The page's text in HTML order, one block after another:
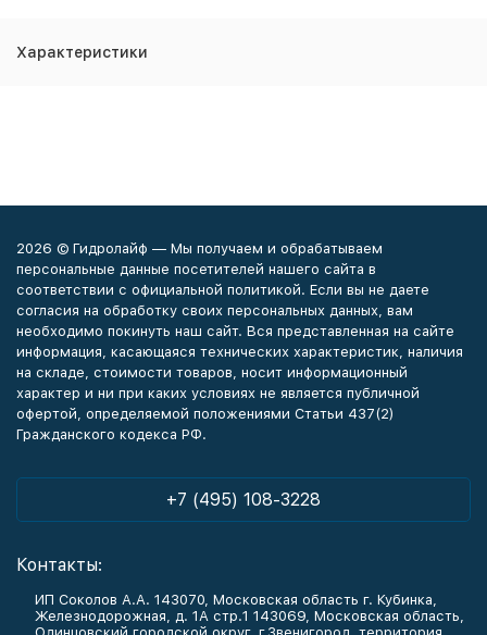
Характеристики
2026 © Гидролайф — Мы получаем и обрабатываем
персональные данные посетителей нашего сайта в
соответствии с официальной политикой. Если вы не даете
согласия на обработку своих персональных данных, вам
необходимо покинуть наш сайт. Вся представленная на сайте
информация, касающаяся технических характеристик, наличия
на складе, стоимости товаров, носит информационный
характер и ни при каких условиях не является публичной
офертой, определяемой положениями Статьи 437(2)
Гражданского кодекса РФ.
+7 (495) 108-3228
Контакты:
ИП Соколов А.А. 143070, Московская область г. Кубинка,
Железнодорожная, д. 1А стр.1 143069, Московская область,